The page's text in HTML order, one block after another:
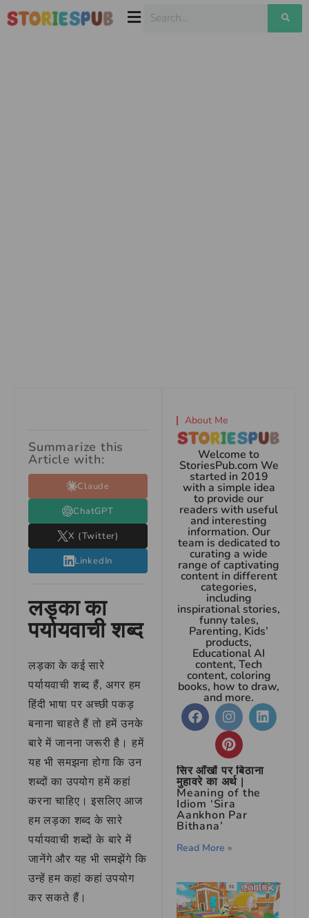
Summarize this
Article with:
Claude
ChatGPT
X (Twitter)
LinkedIn
लड़का का
पर्यायवाची शब्द
लड़का के कई सारे
पर्यायवाची शब्द हैं, अगर हम
हिंदी भाषा पर अच्छी पकड़
बनाना चाहते हैं तो हमें उनके
बारे में जानना जरूरी है। हमें
यह भी समझना होगा कि उन
शब्दों का उपयोग हमें कहां
करना चाहिए। इसलिए आज
हम लड़का शब्द के सारे
पर्यायवाची शब्दों के बारे में
जानेंगे और यह भी समझेंगे कि
उन्हें हम कहां कहां उपयोग
कर सकते हैं।
About Me
Welcome to
StoriesPub.com We
started in 2019
with a simple idea
to provide our
readers with useful
and interesting
information. Our
team is dedicated to
curating a wide
range of captivating
content in different
categories,
including
inspirational stories,
funny tales,
Parenting, Kids’
products,
Educational AI
content, Tech
content, coloring
books, how to draw,
and more.
सिर आँखों पर बिठाना
मुहावरे का अर्थ |
Meaning of the
Idiom ‘Sira
Aankhon Par
Bithana’
Read More »